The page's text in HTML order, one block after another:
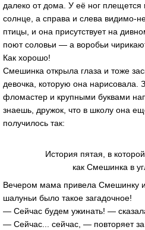
далеко от дома. У её ног
солнце, а справа и слева видимо-
птицы, и она присутствует на
поют соловьи — а воробьи
Как хорошо!
Смешинка открыла глаза и тоже
девочка, которую она нарисовала.
фломастер и крупными буквами
знаешь, дружок, что в школу она
получилось так:
История пятая, в
как Смешинка в
Вечером мама привела Смешинку
шалуньи было такое загадочное!
— Сейчас будем ужинать! —
— Сейчас... сейчас, — повторяет